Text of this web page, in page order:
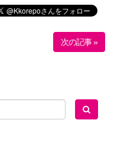
次の記事 »